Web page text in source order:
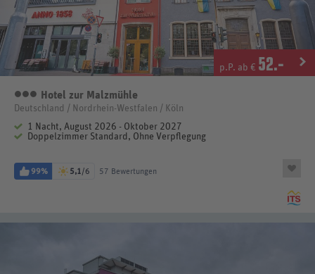
p.P. ab € 52.-
3 Sterne
Hotel zur Malzmühle
Deutschland / Nordrhein-Westfalen / Köln
1 Nacht, August 2026 - Oktober 2027
Doppelzimmer Standard, Ohne Verpflegung
99% 5,1/6 57 Bewertungen